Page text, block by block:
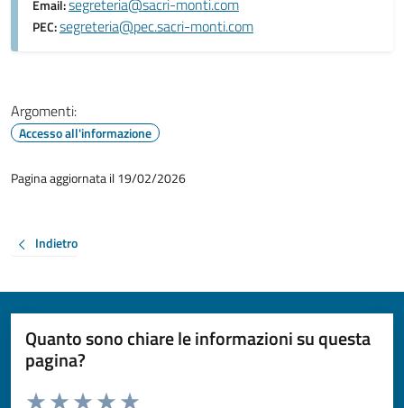
Email:segreteria@sacri-monti.com
PEC:segreteria@pec.sacri-monti.com
Argomenti:
Accesso all'informazione
Pagina aggiornata il 19/02/2026
Indietro
Quanto sono chiare le informazioni su questa
pagina?
Valuta da 1 a 5 stelle la pagina